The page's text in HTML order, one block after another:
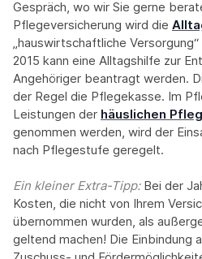
Gespräch, wo wir Sie gerne
Pflegeversicherung wird die
„hauswirtschaftliche
2015 kann eine Alltagshilfe zur
Angehöriger beantragt werden.
der Regel die Pflegekasse. Im
Leistungen der häuslichen
genommen werden, wird der
nach Pflegestufe geregelt.
Ein kleiner Extra-Tipp:‍ Bei der
Kosten, die nicht von Ihrem
übernommen wurden, als
geltend machen! Die Einbindung